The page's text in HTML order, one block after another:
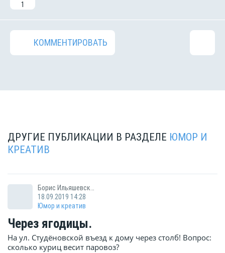
1
КОММЕНТИРОВАТЬ
ДРУГИЕ ПУБЛИКАЦИИ В РАЗДЕЛЕ ЮМОР И
КРЕАТИВ
Борис Ильяшевский
18.09.2019 14:28
Юмор и креатив
Через ягодицы.
На ул. Студёновской въезд к дому через столб! Вопрос:
сколько куриц весит паровоз?